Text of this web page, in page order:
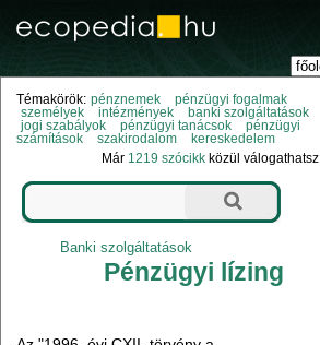
Témakörök: pénznemek
pénzügyi fogalmak
személyek
intézmények
banki szolgáltatások
jogi szabályok
pénzügyi tanácsok
pénzügyi
számítások
szakirodalom
kereskedelem
Már 1219 szócikk közül válogathatsz.
Banki szolgáltatások
Pénzügyi lízing